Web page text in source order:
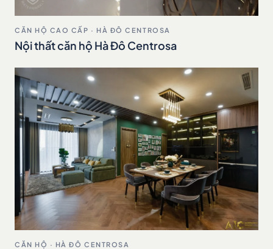
CĂN HỘ CAO CẤP · HÀ ĐÔ CENTROSA
Nội thất căn hộ Hà Đô Centrosa
CĂN HỘ · HÀ ĐÔ CENTROSA